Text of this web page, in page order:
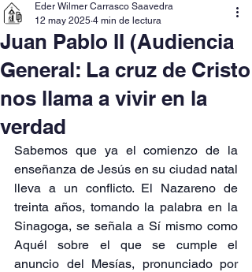
Juan Pablo II (Audiencia
General: La cruz de Cristo
nos llama a vivir en la
verdad
Eder Wilmer Carrasco Saavedra
12 may 2025 4 min de lectura
Sabemos que ya el comienzo de la
enseñanza de Jesús en su ciudad natal
lleva a un conflicto. El Nazareno de
treinta años, tomando la palabra en la
Sinagoga, se señala a Sí mismo como
Aquél sobre el que se cumple el
anuncio del Mesías, pronunciado por